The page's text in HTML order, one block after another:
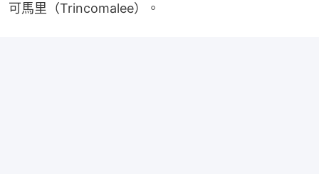
可馬里（Trincomalee）。